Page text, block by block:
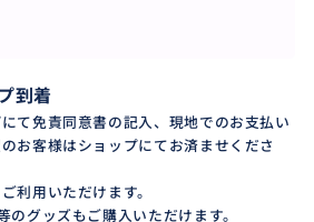
到着
て免責同意書の記入、現地でのお支払い
お客様はショップにてお済ませくださ
利用いただけます。
のグッズもご購入いただけます。